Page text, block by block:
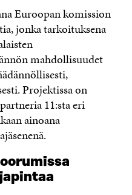
Euroopan komission
jonka tarkoituksena
mahdollisuudet
Projektissa on
11:sta eri
ainoana